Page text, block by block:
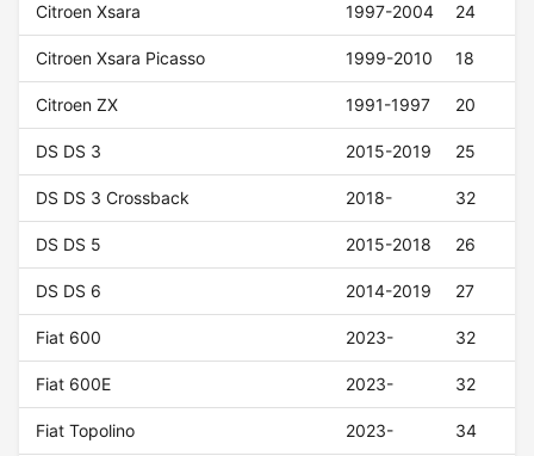
Citroen Xsara 1997-2004 24
Citroen Xsara Picasso 1999-2010 18
Citroen ZX 1991-1997 20
DS DS 3 2015-2019 25
DS DS 3 Crossback 2018- 32
DS DS 5 2015-2018 26
DS DS 6 2014-2019 27
Fiat 600 2023- 32
Fiat 600E 2023- 32
Fiat Topolino 2023- 34